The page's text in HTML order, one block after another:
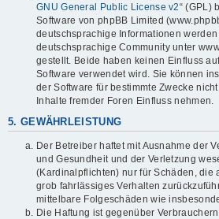
GNU General Public License v2“ (GPL)
Software von phpBB Limited
deutschsprachige Informationen
deutschsprachige Community unter
gestellt. Beide haben keinen Einfluss
Software verwendet wird. Sie können
der Software für bestimmte Zwecke
Inhalte fremder Foren Einfluss nehmen.
5. GEWÄHRLEISTUNG
Der Betreiber haftet mit Ausnahme der
und Gesundheit und der Verletzung
(Kardinalpflichten) nur für Schäden, die
grob fahrlässiges Verhalten
mittelbare Folgeschäden wie
Die Haftung ist gegenüber